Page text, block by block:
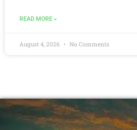
READ MORE »
August 4, 2026 No Comments